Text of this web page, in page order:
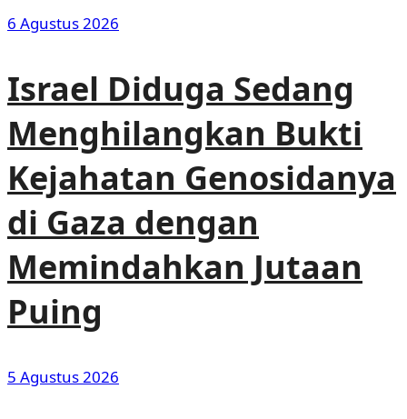
6 Agustus 2026
Israel Diduga Sedang
Menghilangkan Bukti
Kejahatan Genosidanya
di Gaza dengan
Memindahkan Jutaan
Puing
5 Agustus 2026